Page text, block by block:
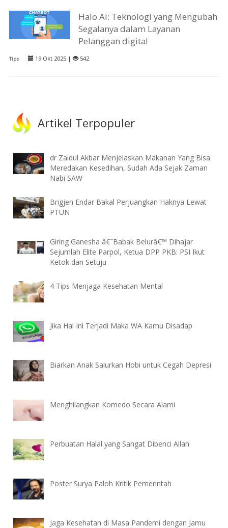
Halo AI: Teknologi yang Mengubah
Segalanya dalam Layanan
Pelanggan digital
Tips 19 Okt 2025 | 542
Artikel Terpopuler
dr Zaidul Akbar Menjelaskan Makanan Yang Bisa
Meredakan Kesedihan, Sudah Ada Sejak Zaman
Nabi SAW
Brigjen Endar Bakal Perjuangkan Haknya Lewat
PTUN
Giring Ganesha â€˜Babak Belurâ€™ Dihajar
Sejumlah Elite Parpol, Ketua DPP PKB: PSI Ikut
Ketok dan Setuju
4 Tips Menjaga Kesehatan Mental
Jika Hal Ini Terjadi Maka WA Kamu Disadap
Biarkan Anak Salurkan Hobi untuk Cegah Depresi
Menghilangkan Komedo Secara Alami
Perbuatan Halal yang Sangat Dibenci Allah
Poster Surya Paloh Kritik Pemerintah
Jaga Kesehatan di Masa Pandemi dengan Jamu